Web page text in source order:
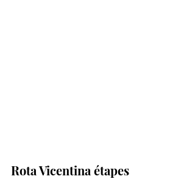
Rota Vicentina étapes